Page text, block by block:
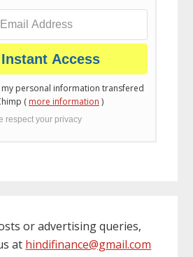
personal information transfered
( more information )
respect your privacy
or advertising queries,
at hindifinance@gmail.com